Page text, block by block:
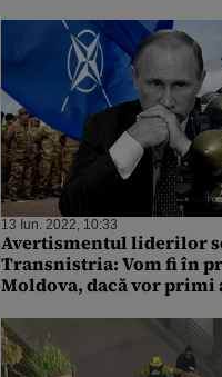
13 Iun. 2022, 10:33
Avertismentul liderilor
Transnistria: Vom fi în
Moldova, dacă vor primi